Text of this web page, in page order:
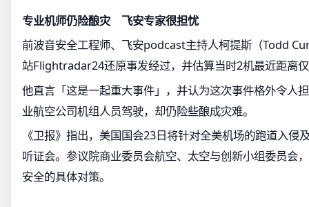
专业机师仍险酿灾 飞安专家很担忧
前波音安全工程师、飞安podcast主持人柯提斯（Todd
站Flightradar24还原事发经过，并估算当时2机最近距离
他直言「这是一起重大事件」，并认为这次事件格外令人
业航空公司机组人员驾驶，却仍险些酿成灾难。
《卫报》指出，美国国会23日将针对全美机场的跑道入侵
听证会。参议院商业委员会航空、太空与创新小组委员会
安全的具体对策。